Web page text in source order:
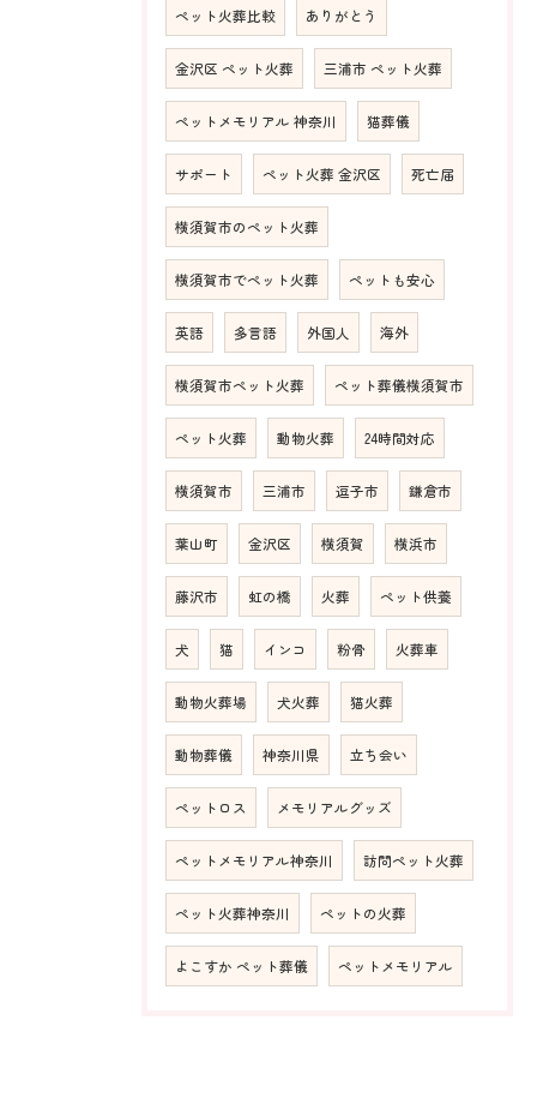
ペット火葬比較 ありがとう
金沢区 ペット火葬 三浦市 ペット火葬
ペットメモリアル 神奈川 猫葬儀
サポート ペット火葬 金沢区 死亡届
横須賀市のペット火葬
横須賀市でペット火葬 ペットも安心
英語 多言語 外国人 海外
横須賀市ペット火葬 ペット葬儀横須賀市
ペット火葬 動物火葬 24時間対応
横須賀市 三浦市 逗子市 鎌倉市
葉山町 金沢区 横須賀 横浜市
藤沢市 虹の橋 火葬 ペット供養
犬 猫 インコ 粉骨 火葬車
動物火葬場 犬火葬 猫火葬
動物葬儀 神奈川県 立ち会い
ペットロス メモリアルグッズ
ペットメモリアル神奈川 訪問ペット火葬
ペット火葬神奈川 ペットの火葬
よこすか ペット葬儀 ペットメモリアル